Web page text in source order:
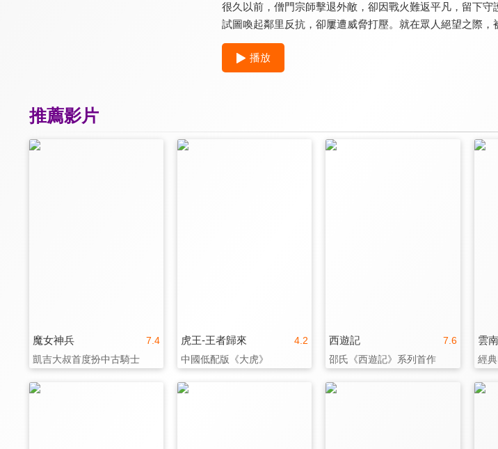
很久以前，僧門宗師擊退外敵，卻因戰火難返平凡，留下
試圖喚起鄰里反抗，卻屢遭威脅打壓。就在眾人絕望之際
播放
推薦影片
7.4
魔女神兵
凱吉大叔首度扮中古騎士
4.2
虎王-王者歸來
中國低配版《大虎》
7.6
西遊記
邵氏《西遊記》系列首作
雲
經